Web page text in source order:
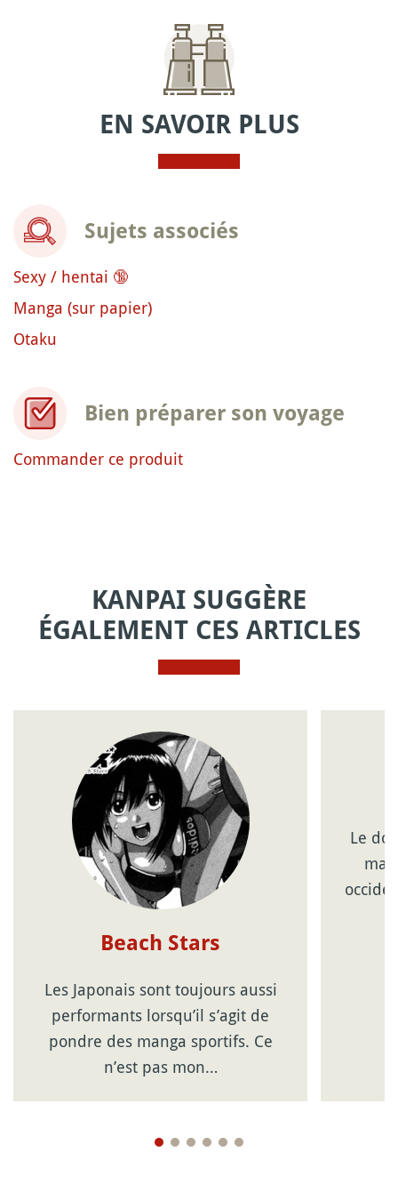
EN SAVOIR PLUS
Sujets associés
Sexy / hentai 🔞
Manga (sur papier)
Otaku
Bien préparer son voyage
Commander ce produit
KANPAI SUGGÈRE
ÉGALEMENT CES ARTICLES
Beach Stars
Les Japonais sont toujours aussi
performants lorsqu’il s’agit de
pondre des manga sportifs. Ce
n’est pas mon…
Le